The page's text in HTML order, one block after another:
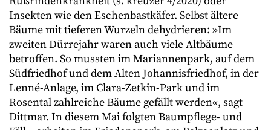
Insekten wie den Eschenbastkäfer. Selbst ältere
Bäume mit tieferen Wurzeln dehydrieren: »Im
zweiten Dürrejahr waren auch viele Altbäume
betroffen. So mussten im Mariannenpark, auf dem
Südfriedhof und dem Alten Johannisfriedhof, in der
Lenné-Anlage, im Clara-Zetkin-Park und im
Rosental zahlreiche Bäume gefällt werden«, sagt
Dittmar. In diesem Mai folgten Baumpflege- und